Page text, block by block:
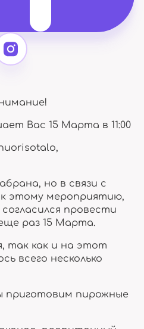
Вас 15 Марта в 11:00
но в связи с
этому мероприятию,
провести
раз 15 Марта.
так как и на этот
всего несколько
приготовим пирожные